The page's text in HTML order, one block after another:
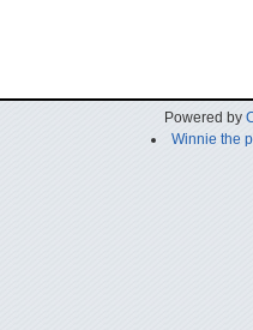
Powered by
Winnie the